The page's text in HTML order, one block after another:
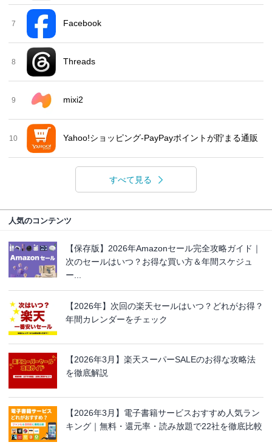
7 Facebook
8 Threads
9 mixi2
10 Yahoo!ショッピング-PayPayポイントが貯まる通販
すべて見る
人気のコンテンツ
【保存版】2026年Amazonセール完全攻略ガイド｜
次のセールはいつ？お得な買い方＆年間スケジュ
ー...
【2026年】次回の楽天セールはいつ？どれがお得？
年間カレンダーをチェック
【2026年3月】楽天スーパーSALEのお得な攻略法
を徹底解説
【2026年3月】電子書籍サービスおすすめ人気ラン
キング｜無料・還元率・読み放題で22社を徹底比較